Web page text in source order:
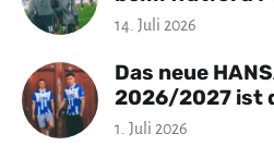
14. Juli 2026
Das neue
2026/2027 ist
1. Juli 2026